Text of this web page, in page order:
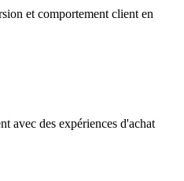
et comportement client en
avec des expériences d'achat